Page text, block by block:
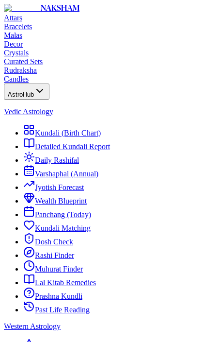
NAKSHAM
Attars
Bracelets
Malas
Decor
Crystals
Curated Sets
Rudraksha
Candles
AstroHub
Vedic Astrology
Kundali (Birth Chart)
Detailed Kundali Report
Daily Rashifal
Varshaphal (Annual)
Jyotish Forecast
Wealth Blueprint
Panchang (Today)
Kundali Matching
Dosh Check
Rashi Finder
Muhurat Finder
Lal Kitab Remedies
Prashna Kundli
Past Life Reading
Western Astrology